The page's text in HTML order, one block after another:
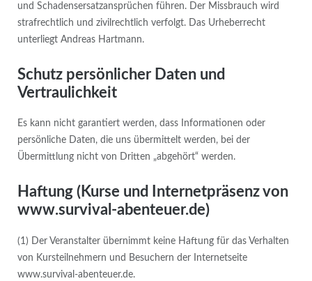
und Schadensersatzansprüchen führen. Der Missbrauch wird
strafrechtlich und zivilrechtlich verfolgt. Das Urheberrecht
unterliegt Andreas Hartmann.
Schutz persönlicher Daten und
Vertraulichkeit
Es kann nicht garantiert werden, dass Informationen oder
persönliche Daten, die uns übermittelt werden, bei der
Übermittlung nicht von Dritten „abgehört“ werden.
Haftung (Kurse und Internetpräsenz von
www.survival-abenteuer.de)
(1) Der Veranstalter übernimmt keine Haftung für das Verhalten
von Kursteilnehmern und Besuchern der Internetseite
www.survival-abenteuer.de.